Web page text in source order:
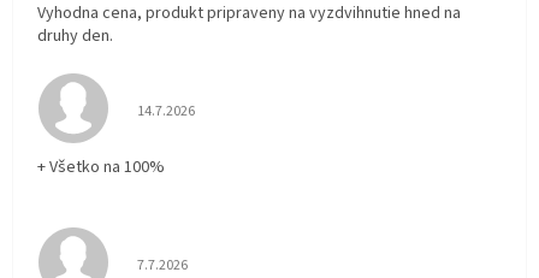
Vyhodna cena, produkt pripraveny na vyzdvihnutie hned na
druhy den.
Hodnotenie obchodu je 5 z 5 hviezdičiek.
14.7.2026
+ Všetko na 100%
Hodnotenie obchodu je 5 z 5 hviezdičiek.
7.7.2026